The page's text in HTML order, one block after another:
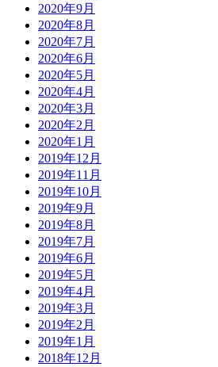
2020年9月
2020年8月
2020年7月
2020年6月
2020年5月
2020年4月
2020年3月
2020年2月
2020年1月
2019年12月
2019年11月
2019年10月
2019年9月
2019年8月
2019年7月
2019年6月
2019年5月
2019年4月
2019年3月
2019年2月
2019年1月
2018年12月